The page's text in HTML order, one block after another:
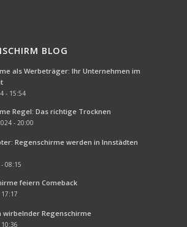
BLOG
als Werbeträger: Ihr Unternehmen im
- 15:54
Regel: Das richtige Trocknen
- 20:00
Regenschirme werden in Innstädten
08:15
feiern Comeback
wirbelnder Regenschirme